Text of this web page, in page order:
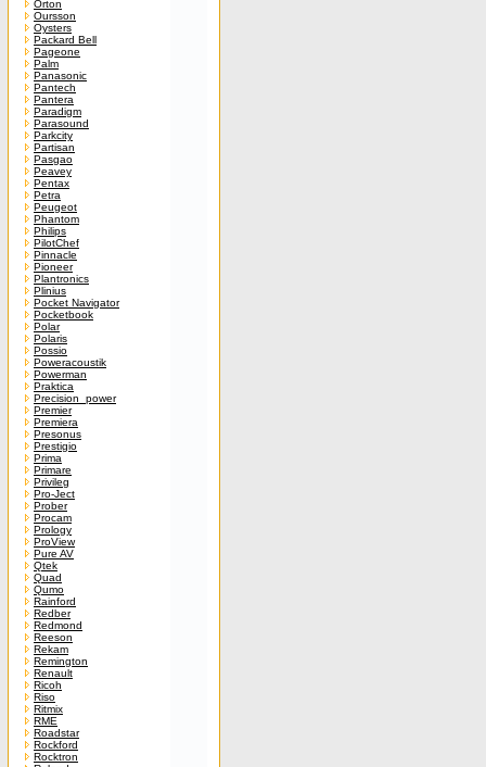
Orton
Oursson
Oysters
Packard Bell
Pageone
Palm
Panasonic
Pantech
Pantera
Paradigm
Parasound
Parkcity
Partisan
Pasgao
Peavey
Pentax
Petra
Peugeot
Phantom
Philips
PilotChef
Pinnacle
Pioneer
Plantronics
Plinius
Pocket Navigator
Pocketbook
Polar
Polaris
Possio
Poweracoustik
Powerman
Praktica
Precision_power
Premier
Premiera
Presonus
Prestigio
Prima
Primare
Privileg
Pro-Ject
Prober
Procam
Prology
ProView
Pure AV
Qtek
Quad
Qumo
Rainford
Redber
Redmond
Reeson
Rekam
Remington
Renault
Ricoh
Riso
Ritmix
RME
Roadstar
Rockford
Rocktron